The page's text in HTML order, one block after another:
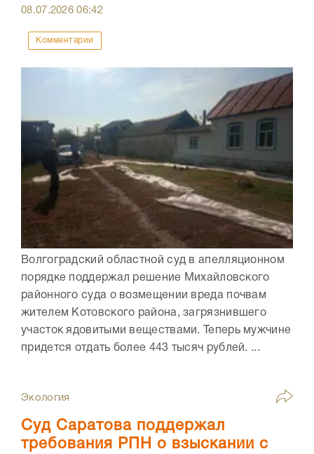
08.07.202606:42
Комментарии
Волгоградский областной суд в апелляционном
порядке поддержал решение Михайловского
районного суда о возмещении вреда почвам
жителем Котовского района, загрязнившего
участок ядовитыми веществами. Теперь мужчине
придется отдать более 443 тысяч рублей. ...
Экология
Суд Саратова поддержал
требования РПН о взыскании с